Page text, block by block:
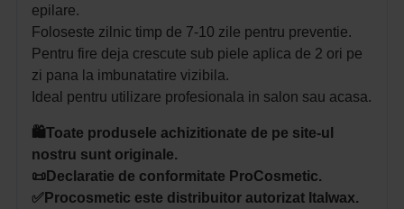
epilare.
Foloseste zilnic timp de 7-10 zile pentru preventie.
Pentru fire deja crescute sub piele aplica de 2 ori pe
zi pana la imbunatatire vizibila.
Ideal pentru utilizare profesionala in salon sau acasa.
🛍️Toate produsele achizitionate de pe site-ul
nostru sunt originale.
📜Declaratie de conformitate ProCosmetic.
✅Procosmetic este distribuitor autorizat Italwax.